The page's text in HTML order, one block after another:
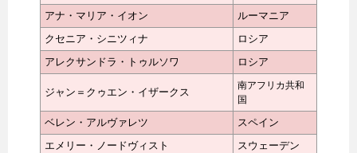
アナ・マリア・イオン
ルーマニア
クセニア・シニツィナ
ロシア
アレクサンドラ・トゥルソワ
ロシア
ジャン＝クゥエン・イザークス
南アフリカ共和
国
ベレン・アルヴァレツ
スペイン
エメリー・ノードヴィスト
スウェーデン